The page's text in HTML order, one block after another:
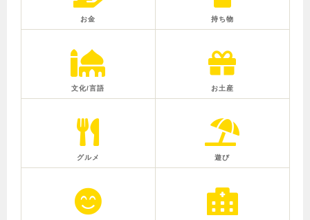
お金 持ち物
文化/言語 お土産
グルメ 遊び